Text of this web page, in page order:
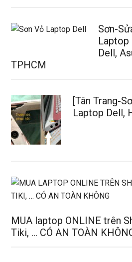
Sơn-
Laptop
Dell,
TPHCM
[Tân Trang-
Laptop Dell,
MUA laptop ONLINE trên
Tiki, … CÓ AN TOÀN